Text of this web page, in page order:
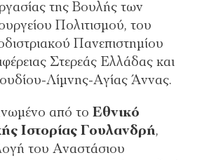
της Βουλής των
Πολιτισμού, του
Πανεπιστημίου
Στερεάς Ελλάδας και
Λίμνης-Αγίας Άννας.
από το Εθνικό
Ιστορίας Γουλανδρή,
του Αναστάσιου